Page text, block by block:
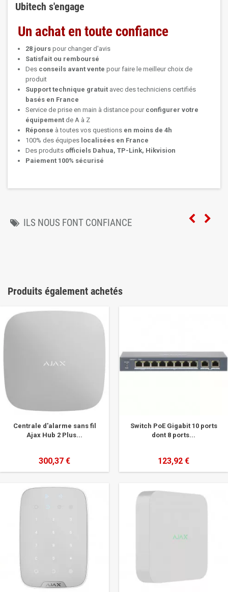
Ubitech s'engage
Un achat en toute confiance
28 jours pour changer d'avis
Satisfait ou remboursé
Des conseils avant vente pour faire le meilleur choix de
produit
Support technique gratuit avec des techniciens certifiés
basés en France
Service de prise en main à distance pour configurer votre
équipement de A à Z
Réponse à toutes vos questions en moins de 4h
100% des équipes localisées en France
Des produits officiels Dahua, TP-Link, Hikvision
Paiement 100% sécurisé
ILS NOUS FONT CONFIANCE
Produits également achetés
Centrale d'alarme sans fil
Ajax Hub 2 Plus...
300,37 €
Switch PoE Gigabit 10 ports
dont 8 ports...
123,92 €